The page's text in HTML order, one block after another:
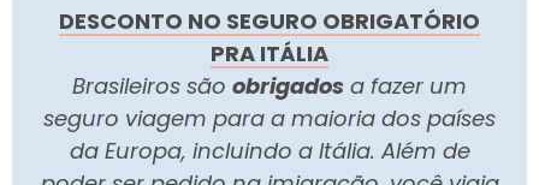
DESCONTO NO SEGURO OBRIGATÓRIO
PRA ITÁLIA
Brasileiros são obrigados a fazer um
seguro viagem para a maioria dos países
da Europa, incluindo a Itália. Além de